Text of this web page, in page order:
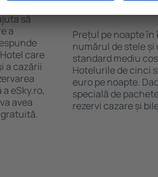
să
a
care
a cazării
eSky.ro,
avea
Prețul pe noapte
numărul de stele
standard mediu
Hotelurile de cinci
euro pe noapte.
specială de
rezervi cazare și